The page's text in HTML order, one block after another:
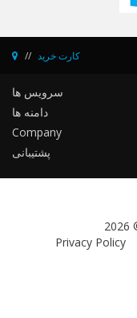
کارت خرید
سرویس ها
دامنه ها
Company
پشتیبانی
Privacy Policy